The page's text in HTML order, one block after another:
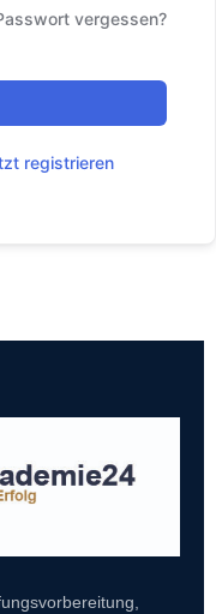
vergessen?
registrieren